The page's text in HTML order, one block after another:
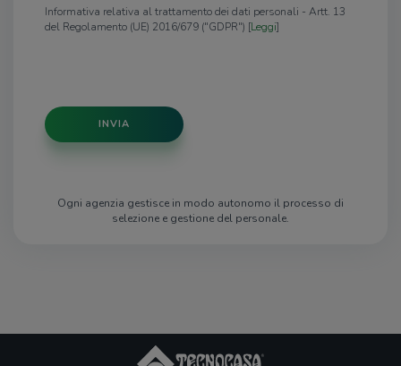
Informativa relativa al trattamento dei dati personali - Artt. 13
del Regolamento (UE) 2016/679 ("GDPR") [Leggi]
INVIA
Ogni agenzia gestisce in modo autonomo il processo di
selezione e gestione del personale.